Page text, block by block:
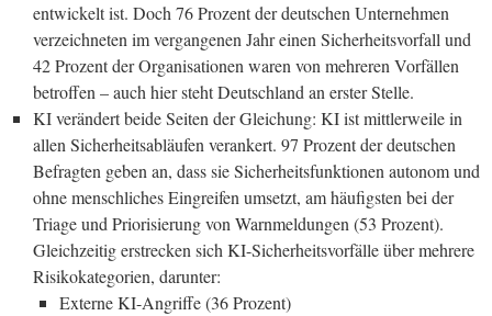
entwickelt ist. Doch 76 Prozent der deutschen Unternehmen
verzeichneten im vergangenen Jahr einen Sicherheitsvorfall und
42 Prozent der Organisationen waren von mehreren Vorfällen
betroffen – auch hier steht Deutschland an erster Stelle.
KI verändert beide Seiten der Gleichung: KI ist mittlerweile in
allen Sicherheitsabläufen verankert. 97 Prozent der deutschen
Befragten geben an, dass sie Sicherheitsfunktionen autonom und
ohne menschliches Eingreifen umsetzt, am häufigsten bei der
Triage und Priorisierung von Warnmeldungen (53 Prozent).
Gleichzeitig erstrecken sich KI-Sicherheitsvorfälle über mehrere
Risikokategorien, darunter:
Externe KI-Angriffe (36 Prozent)